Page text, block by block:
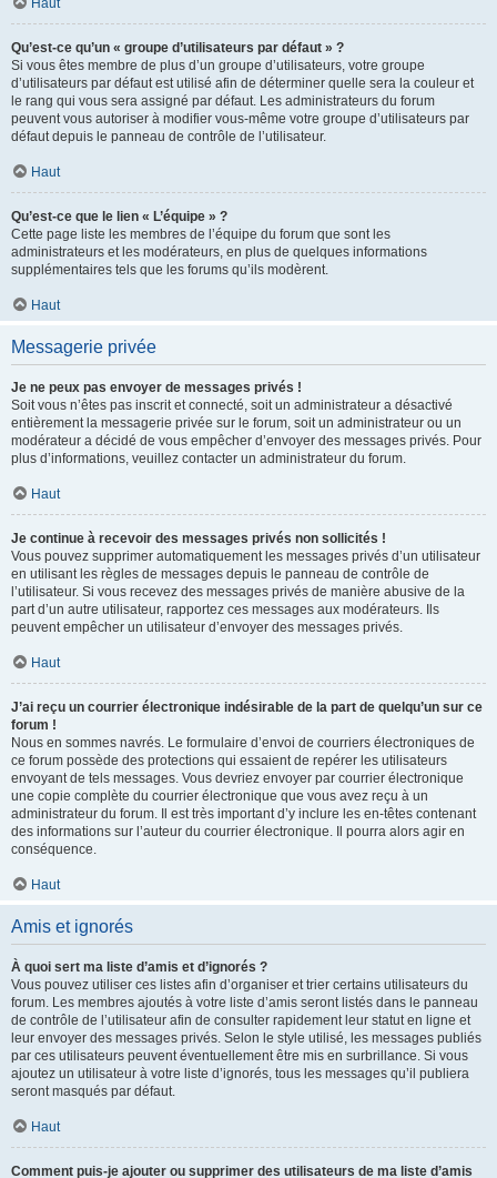
Haut
Qu’est-ce qu’un « groupe d’utilisateurs par défaut » ?
Si vous êtes membre de plus d’un groupe d’utilisateurs, votre groupe
d’utilisateurs par défaut est utilisé afin de déterminer quelle sera la couleur et
le rang qui vous sera assigné par défaut. Les administrateurs du forum
peuvent vous autoriser à modifier vous-même votre groupe d’utilisateurs par
défaut depuis le panneau de contrôle de l’utilisateur.
Haut
Qu’est-ce que le lien « L’équipe » ?
Cette page liste les membres de l’équipe du forum que sont les
administrateurs et les modérateurs, en plus de quelques informations
supplémentaires tels que les forums qu’ils modèrent.
Haut
Messagerie privée
Je ne peux pas envoyer de messages privés !
Soit vous n’êtes pas inscrit et connecté, soit un administrateur a désactivé
entièrement la messagerie privée sur le forum, soit un administrateur ou un
modérateur a décidé de vous empêcher d’envoyer des messages privés. Pour
plus d’informations, veuillez contacter un administrateur du forum.
Haut
Je continue à recevoir des messages privés non sollicités !
Vous pouvez supprimer automatiquement les messages privés d’un utilisateur
en utilisant les règles de messages depuis le panneau de contrôle de
l’utilisateur. Si vous recevez des messages privés de manière abusive de la
part d’un autre utilisateur, rapportez ces messages aux modérateurs. Ils
peuvent empêcher un utilisateur d’envoyer des messages privés.
Haut
J’ai reçu un courrier électronique indésirable de la part de quelqu’un sur ce
forum !
Nous en sommes navrés. Le formulaire d’envoi de courriers électroniques de
ce forum possède des protections qui essaient de repérer les utilisateurs
envoyant de tels messages. Vous devriez envoyer par courrier électronique
une copie complète du courrier électronique que vous avez reçu à un
administrateur du forum. Il est très important d’y inclure les en-têtes contenant
des informations sur l’auteur du courrier électronique. Il pourra alors agir en
conséquence.
Haut
Amis et ignorés
À quoi sert ma liste d’amis et d’ignorés ?
Vous pouvez utiliser ces listes afin d’organiser et trier certains utilisateurs du
forum. Les membres ajoutés à votre liste d’amis seront listés dans le panneau
de contrôle de l’utilisateur afin de consulter rapidement leur statut en ligne et
leur envoyer des messages privés. Selon le style utilisé, les messages publiés
par ces utilisateurs peuvent éventuellement être mis en surbrillance. Si vous
ajoutez un utilisateur à votre liste d’ignorés, tous les messages qu’il publiera
seront masqués par défaut.
Haut
Comment puis-je ajouter ou supprimer des utilisateurs de ma liste d’amis